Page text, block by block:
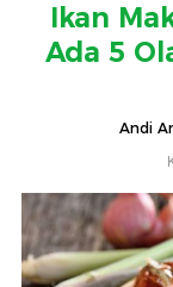
Ikan
Ada 5
Andi